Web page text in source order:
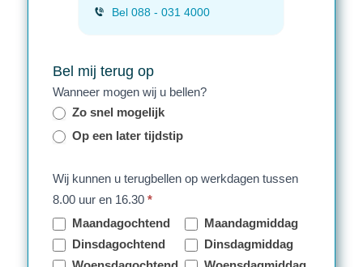
Bel 088 - 031 4000
Bel mij terug op
Wanneer mogen wij u bellen?
Zo snel mogelijk
Op een later tijdstip
Wij kunnen u terugbellen op werkdagen tussen
8.00 uur en 16.30 *
Maandagochtend
Maandagmiddag
Dinsdagochtend
Dinsdagmiddag